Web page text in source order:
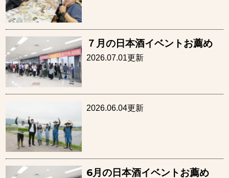
７月の日本酒イベントお薦め
2026.07.01更新
2026.06.04更新
6月の日本酒イベントお薦め